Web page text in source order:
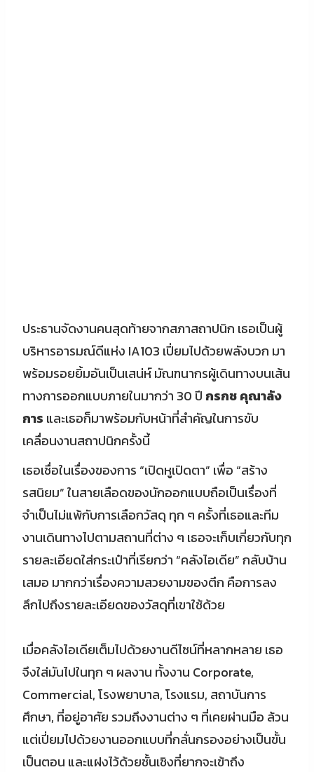
ประธานจัดงานคนสุดท้ายจากสภาสถาปนิก เธอเป็นผู้
บริหารอารมณ์ดีแห่ง IA103 เปี่ยมไปด้วยพลังบวก มา
พร้อมรอยยิ้มอันเป็นเสน่ห์ มัณฑนากรผู้เดินทางบนเส้น
ทางการออกแบบภายในมากว่า 30 ปี กรกช คุณาลัง
การ และเธอก็มาพร้อมกับหน้าที่สำคัญในการขับ
เคลื่อนงานสถาปนิกครั้งนี้
เธอเชื่อในเรื่องของการ “เปิดหูเปิดตา” เพื่อ “สร้าง
รสนิยม” ในสายเลือดของนักออกแบบถือเป็นเรื่องที่
จำเป็นไม่แพ้กับการเลือกวัสดุ ทุก ๆ ครั้งที่เธอและทีม
งานเดินทางไปตามสถานที่ต่าง ๆ เธอจะเก็บเกี่ยวกับทุก
รายละเอียดใส่กระเป๋าที่เรียกว่า “คลังไอเดีย” กลับบ้าน
เสมอ มากกว่าเรื่องความสวยงามของตึก คือการลง
ลึกไปถึงรายละเอียดของวัสดุที่เขาใช้ด้วย
เมื่อคลังไอเดียเต็มไปด้วยงานดีไซน์ที่หลากหลาย เธอ
จึงใส่มันไปในทุก ๆ ผลงาน ทั้งงาน Corporate,
Commercial, โรงพยาบาล, โรงแรม, สถาบันการ
ศึกษา, ที่อยู่อาศัย รวมถึงงานต่าง ๆ ที่เคยผ่านมือ ล้วน
แต่เปี่ยมไปด้วยงานออกแบบที่กลั่นกรองอย่างเป็นขั้น
เป็นตอน และแฝงไว้ด้วยชั้นเชิงที่ยากจะเข้าถึง